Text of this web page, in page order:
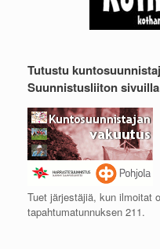
Tutustu
Suunnistusliiton
Tuet järjestäjiä, kun ilmoitat
tapahtumatunnuksen 211.